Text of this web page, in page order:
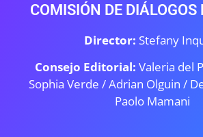
COMISIÓN DE
Director: Stefany
Consejo Editorial: Valeria del
Sophia Verde /Adrian Olguin /
Paolo Mamani